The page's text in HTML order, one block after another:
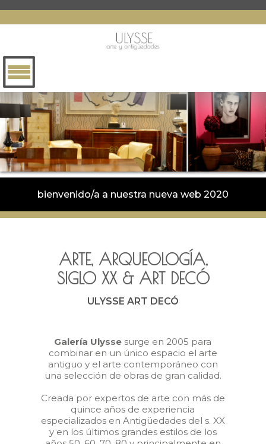
bienvenido/a a nuestra nueva web 2020
ARTE, ARQUEOLOGÍA,
SIGLO XX &ART DECÓ
ULYSSE ART DECÓ
Galería Ulysse surge en 2005 para
combinar en un único espacio el arte
antiguo y el arte contemporáneo con
una selección de obras de gran calidad.
Creada por expertos de arte con más de
quince años de experiencia
especializados en Antigüedades del s. XX
y en los últimos grandes estilos de los